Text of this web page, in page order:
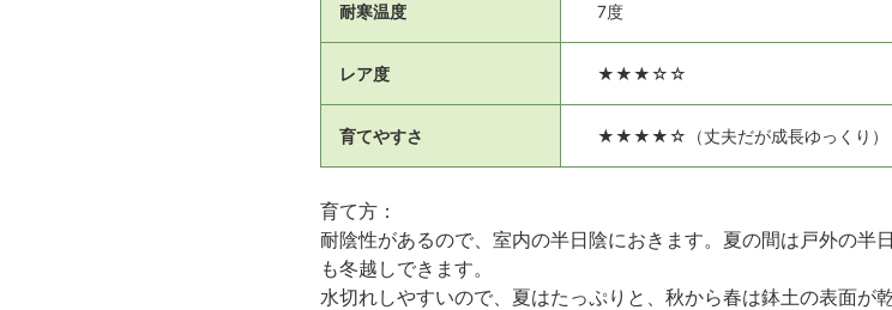
耐寒温度 7度
レア度 ★★★☆☆
育てやすさ ★★★★☆（丈夫だが成長ゆっくり）
育て方：
耐陰性があるので、室内の半日陰におきます。夏の間は戸外の
も冬越しできます。
水切れしやすいので、夏はたっぷりと、秋から春は鉢土の表面